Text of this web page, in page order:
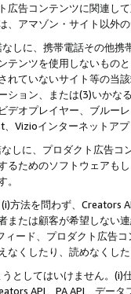
広告コンテンツに関連し
、アマゾン・サイト以外
しに、携帯電話その他
テンツを使用しないもの
れていないサイト等の当
ション、または(3)いか
デオプレイヤー、ブルー
Vizioインターネットア
しに、プロダクト広告
ためのソフトウェアも
。
方法を問わず、Creators
または顧客が希望しない
ィード、プロダクト広告
なくしたり、読めなくし
としてはいけません。
API、PA API、デー